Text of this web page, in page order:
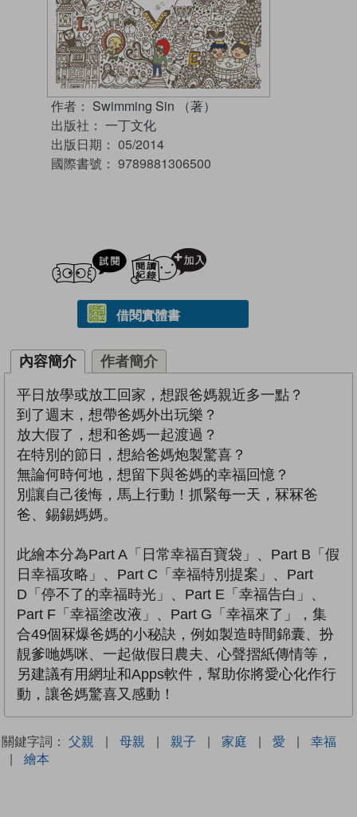
作者： Swimming Sin （著）
出版社： 一丁文化
出版日期： 05/2014
國際書號： 9789881306500
試閲
借閱實體書
內容簡介 作者簡介
平日放學或放工回家，想跟爸媽親近多一點？
到了週末，想帶爸媽外出玩樂？
放大假了，想和爸媽一起渡過？
在特別的節日，想給爸媽炮製驚喜？
無論何時何地，想留下與爸媽的幸福回憶？
別讓自己後悔，馬上行動！抓緊每一天，冧冧爸
爸、錫錫媽媽。
此繪本分為Part A「日常幸福百寶袋」、Part B「假
日幸福攻略」、Part C「幸福特別提案」、Part
D「停不了的幸福時光」、Part E「幸福告白」、
Part F「幸福塗改液」、Part G「幸福來了」，集
合49個冧爆爸媽的小秘訣，例如製造時間錦囊、扮
靚爹哋媽咪、一起做假日農夫、心聲摺紙傳情等，
另建議有用網址和Apps軟件，幫助你將愛心化作行
動，讓爸媽驚喜又感動！
關鍵字詞： 父親 | 母親 | 親子 | 家庭 | 愛 |
幸福
|
繪本